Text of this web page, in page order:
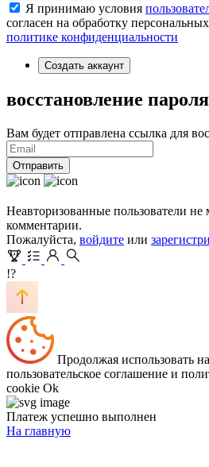
Я принимаю условия
согласен на обработку
политике конфиденциальности
Создать аккаунт
восстановление пароля
Вам будет отправлена ссылка для
Отправить
Неавторизованные пользователи не
комментарии.
Пожалуйста, войдите или
!?
Продолжая использовать
пользовательское соглашение и
cookie Ok
Платеж успешно выполнен
На главную